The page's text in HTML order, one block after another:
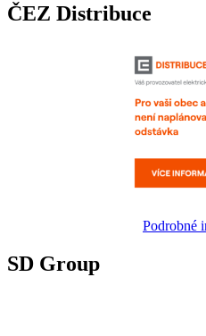
ČEZ Distribuce
Podrobné
SD Group